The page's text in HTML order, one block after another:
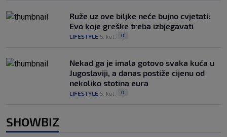
Ruže uz ove biljke neće bujno cvjetati:
Evo koje greške treba izbjegavati
LIFESTYLE 5. kol. 0
Nekad ga je imala gotovo svaka kuća u
Jugoslaviji, a danas postiže cijenu od
nekoliko stotina eura
LIFESTYLE 5. kol. 0
SHOWBIZ